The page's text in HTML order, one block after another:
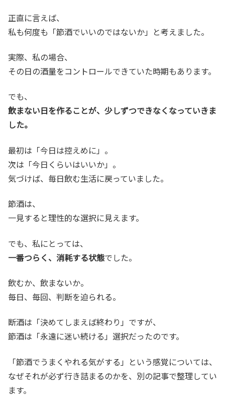
正直に言えば、
私も何度も「節酒でいいのではないか」と考えました。
実際、私の場合、
その日の酒量をコントロールできていた時期もあります。
でも、
飲まない日を作ることが、少しずつできなくなっていきま
した。
最初は「今日は控えめに」。
次は「今日くらいはいいか」。
気づけば、毎日飲む生活に戻っていました。
節酒は、
一見すると理性的な選択に見えます。
でも、私にとっては、
一番つらく、消耗する状態でした。
飲むか、飲まないか。
毎日、毎回、判断を迫られる。
断酒は「決めてしまえば終わり」ですが、
節酒は「永遠に迷い続ける」選択だったのです。
「節酒でうまくやれる気がする」という感覚については、
なぜそれが必ず行き詰まるのかを、別の記事で整理してい
ます。